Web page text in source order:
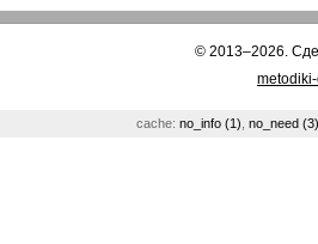
© 2013–2026.
cache: no_info (1) no_need (3)